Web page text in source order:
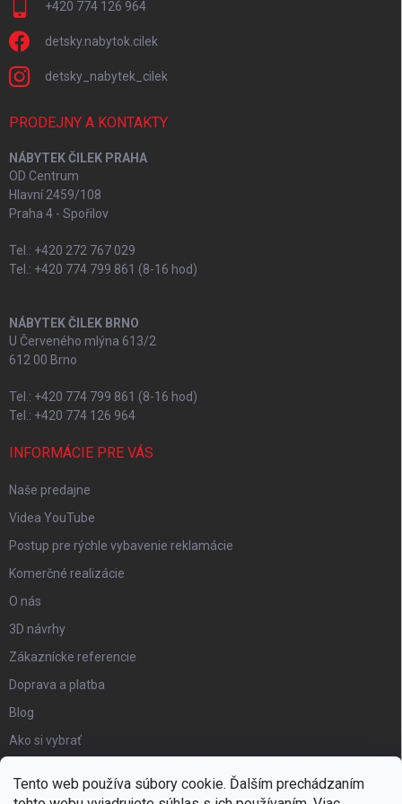
Tento web používa súbory cookie. Ďalším prechádzaním
+420 774 126 964
detsky.nabytok.cilek
detsky_nabytek_cilek
PRODEJNY A KONTAKTY
NÁBYTEK ČILEK PRAHA
OD Centrum
Hlavní 2459/108
Praha 4 - Spořilov
Tel.: +420 272 767 029
Tel.: +420 774 799 861 (8-16 hod)
NÁBYTEK ČILEK BRNO
U Červeného mlýna 613/2
612 00 Brno
Tel.: +420 774 799 861 (8-16 hod)
Tel.: +420 774 126 964
INFORMÁCIE PRE VÁS
Naše predajne
Videa YouTube
Postup pre rýchle vybavenie reklamácie
Komerčné realizácie
O nás
3D návrhy
Zákaznícke referencie
Doprava a platba
Blog
Ako si vybrať
Certifikát kvality